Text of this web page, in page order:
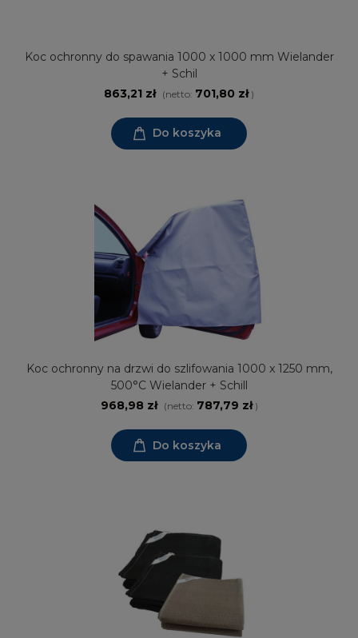
Koc ochronny do spawania 1000 x 1000 mm Wielander
+ Schil
863,21 zł (netto: 701,80 zł)
Do koszyka
Koc ochronny na drzwi do szlifowania 1000 x 1250 mm,
500°C Wielander + Schill
968,98 zł
(netto: 787,79 zł)
Do koszyka